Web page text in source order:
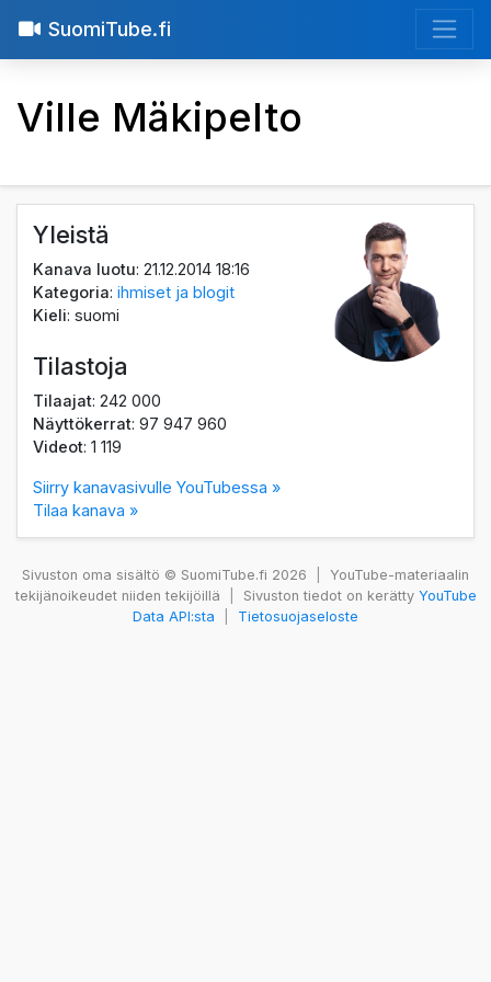
SuomiTube.fi
Ville Mäkipelto
Yleistä
Kanava luotu: 21.12.2014 18:16
Kategoria:ihmiset ja blogit
Kieli: suomi
Tilastoja
Tilaajat: 242 000
Näyttökerrat: 97 947 960
Videot: 1 119
Siirry kanavasivulle YouTubessa »
Tilaa kanava »
Sivuston oma sisältö © SuomiTube.fi 2026
YouTube-materiaalin
tekijänoikeudet niiden tekijöillä
Sivuston tiedot on kerätty YouTube
Data API:sta
Tietosuojaseloste